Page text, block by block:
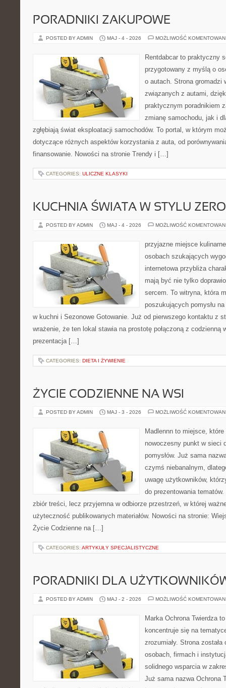
PORADNIKI ZAKUPOWE
POSTED BY ADMIN MAJ - 4 - 2026 MOŻLIWOŚĆ
Rentdabcar to praktyczny
przygotowany z myślą o
o autach. Strona gromadzi
związanych z autami,
praktycznym poradnikiem
zmianę samochodu, jak i
zgłębiają świat eksploatacji samochodów. To portal, w którym
dotyczące różnych aspektów korzystania z auta, od
finansowanie. Nowości na stronie Trendy i […]
CATEGORIES: ULICZNE KLASYKI
KUCHNIA ŚWIATA W STYLU
POSTED BY ADMIN MAJ - 4 - 2026 MOŻLIWOŚĆ
przyjazne miejsce
osobach szukających
internetowa przybliża
mają być nie tylko
sercem. To witryna, która
poszukujących pomysłu
w kuchni i Sezonowe Gotowanie. Już od pierwszego kontaktu z
wrażenie, że ten lokal stawia na prostotę połączoną z codzienną
prezentacja […]
CATEGORIES: DIETA I ŻYWIENIE
ŻYCIE CODZIENNE NA WSI
POSTED BY ADMIN MAJ - 3 - 2026 MOŻLIWOŚĆ
Madlennn to miejsce,
nowoczesny punkt w sieci
pomysłów. Już sama
czymś niebanalnym,
uwagę użytkowników,
do prezentowania
zbiór treści, lecz przyjemna w odbiorze przestrzeń, w której
użyteczność publikowanych materiałów. Nowości na stronie:
Życie Codzienne na […]
CATEGORIES: ARTYKUŁY SPECJALISTYCZNE
PORADNIKI DLA
POSTED BY ADMIN MAJ - 2 - 2026 MOŻLIWOŚĆ
Marka Ochrona Twierdza
koncentruje się na
zrozumiały. Strona
osobach, firmach i
solidnego wsparcia w
Już sama nazwa Ochrona